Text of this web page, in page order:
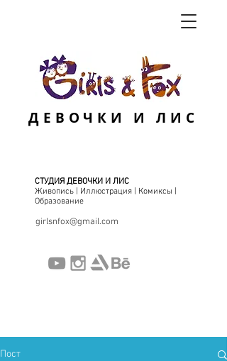
СТУДИЯ ДЕВОЧКИ И ЛИС
Живопись | Иллюстрация | Комиксы |
Образование
girlsnfox@gmail.com
ДЕВОЧКИ И ЛИС
Пост